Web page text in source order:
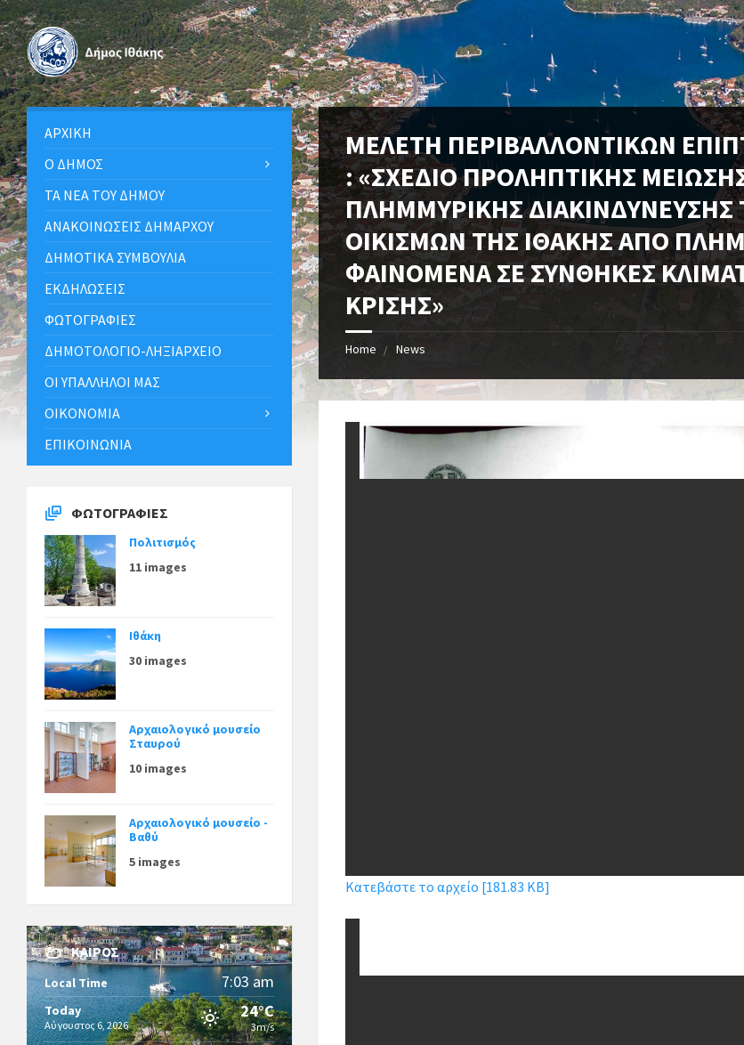
ΜΕΛΕΤΗ ΠΕΡΙΒΑΛΛΟΝΤΙΚΩΝ
: «ΣΧΕΔΙΟ ΠΡΟΛΗΠΤΙΚΗΣ
ΠΛΗΜΜΥΡΙΚΗΣ ΔΙΑΚΙΝΔΥΝΕΥΣΗΣ
ΟΙΚΙΣΜΩΝ ΤΗΣ ΙΘΑΚΗΣ ΑΠΟ
ΦΑΙΝΟΜΕΝΑ ΣΕ ΣΥΝΘΗΚΕΣ
ΚΡΙΣΗΣ»
Home News
Κατεβάστε το αρχείο [181.83 KB]
ΑΡΧΙΚΉ
Ο ΔΉΜΟΣ
ΤΑ ΝΈΑ ΤΟΥ ΔΉΜΟΥ
ΑΝΑΚΟΙΝΩΣΕΙΣ ΔΗΜΑΡΧΟΥ
ΔΗΜΟΤΙΚΆ ΣΥΜΒΟΎΛΙΑ
ΕΚΔΗΛΏΣΕΙΣ
ΦΩΤΟΓΡΑΦΊΕΣ
ΔΗΜΟΤΟΛΌΓΙΟ-ΛΗΞΙΑΡΧΕΊΟ
ΟΙ ΥΠΆΛΛΗΛΟΙ ΜΑΣ
ΟΙΚΟΝΟΜΊΑ
ΕΠΙΚΟΙΝΩΝΊΑ
ΦΩΤΟΓΡΑΦΊΕΣ
Πολιτισμός
11 images
Ιθάκη
30 images
Αρχαιολογικό μουσείο
Σταυρού
10 images
Αρχαιολογικό μουσείο -
Βαθύ
5 images
ΚΑΙΡΌΣ
Local Time 7:03 am
Today
Αύγουστος 6, 2026
24°C
3m/s